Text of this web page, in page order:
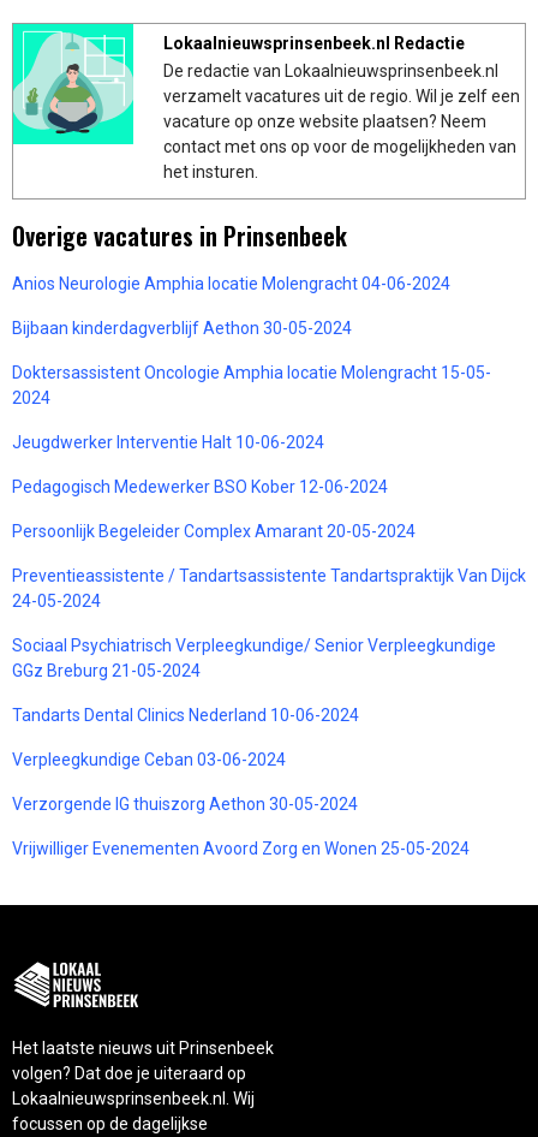
Lokaalnieuwsprinsenbeek.nl Redactie
De redactie van Lokaalnieuwsprinsenbeek.nl
verzamelt vacatures uit de regio. Wil je zelf een
vacature op onze website plaatsen? Neem
contact met ons op voor de mogelijkheden van
het insturen.
Overige vacatures in Prinsenbeek
Anios Neurologie Amphia locatie Molengracht 04-06-2024
Bijbaan kinderdagverblijf Aethon 30-05-2024
Doktersassistent Oncologie Amphia locatie Molengracht 15-05-
2024
Jeugdwerker Interventie Halt 10-06-2024
Pedagogisch Medewerker BSO Kober 12-06-2024
Persoonlijk Begeleider Complex Amarant 20-05-2024
Preventieassistente / Tandartsassistente Tandartspraktijk Van Dijck
24-05-2024
Sociaal Psychiatrisch Verpleegkundige/ Senior Verpleegkundige
GGz Breburg 21-05-2024
Tandarts Dental Clinics Nederland 10-06-2024
Verpleegkundige Ceban 03-06-2024
Verzorgende IG thuiszorg Aethon 30-05-2024
Vrijwilliger Evenementen Avoord Zorg en Wonen 25-05-2024
Het laatste nieuws uit Prinsenbeek
volgen? Dat doe je uiteraard op
Lokaalnieuwsprinsenbeek.nl. Wij
focussen op de dagelijkse